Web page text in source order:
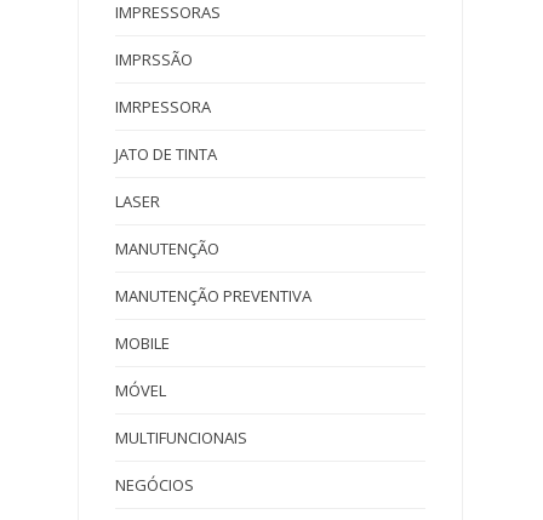
IMPRESSORAS
IMPRSSÃO
IMRPESSORA
JATO DE TINTA
LASER
MANUTENÇÃO
MANUTENÇÃO PREVENTIVA
MOBILE
MÓVEL
MULTIFUNCIONAIS
NEGÓCIOS